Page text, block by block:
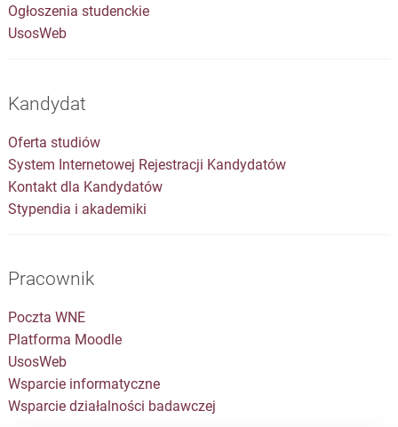
Ogłoszenia studenckie
UsosWeb
Kandydat
Oferta studiów
System Internetowej Rejestracji Kandydatów
Kontakt dla Kandydatów
Stypendia i akademiki
Pracownik
Poczta WNE
Platforma Moodle
UsosWeb
Wsparcie informatyczne
Wsparcie działalności badawczej